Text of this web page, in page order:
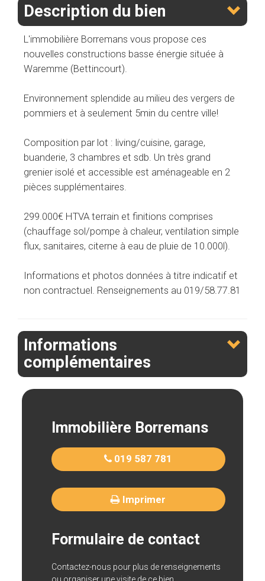
Description du bien
L'immobilière Borremans vous propose ces
nouvelles constructions basse énergie située à
Waremme (Bettincourt).
Environnement splendide au milieu des vergers de
pommiers et à seulement 5min du centre ville!
Composition par lot : living/cuisine, garage,
buanderie, 3 chambres et sdb. Un très grand
grenier isolé et accessible est aménageable en 2
pièces supplémentaires.
299.000€ HTVA terrain et finitions comprises
(chauffage sol/pompe à chaleur, ventilation simple
flux, sanitaires, citerne à eau de pluie de 10.000l).
Informations et photos données à titre indicatif et
non contractuel. Renseignements au 019/58.77.81
Informations
complémentaires
Immobilière Borremans
019 587 781
Imprimer
Formulaire de contact
Contactez-nous pour plus de renseignements